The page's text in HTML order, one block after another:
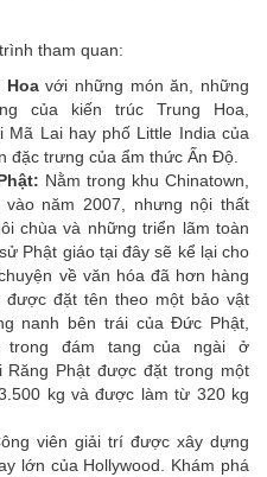
tham quan:
Hoavới những món ăn, những
của kiến trúc Trung Hoa,
Mã Lai hay phố Little India của
đặc trưng của ẩm thức Ấn Độ.
Nằm trong khu Chinatown,
năm 2007, nhưng nội thất
chùa và những triển lãm toàn
Phật giáo tại đây sẽ kể lại cho
về văn hóa đã hơn hàng
được đặt tên theo một bảo vật
nanh bên trái của Đức Phật,
đám tang của ngài ở
Răng Phật được đặt trong một
kg và được làm từ 320 kg
viên giải trí được xây dựng
lớn của Hollywood. Khám phá